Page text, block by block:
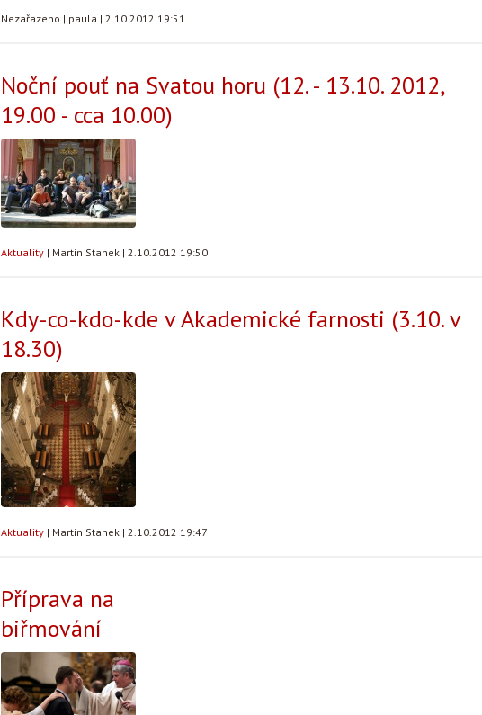
Nezařazeno | paula | 2.10.2012 19:51
Noční pouť na Svatou horu (12. - 13.10. 2012,
19.00 - cca 10.00)
Aktuality | Martin Stanek | 2.10.2012 19:50
Kdy-co-kdo-kde v Akademické farnosti (3.10. v
18.30)
Aktuality | Martin Stanek | 2.10.2012 19:47
Příprava na
biřmování